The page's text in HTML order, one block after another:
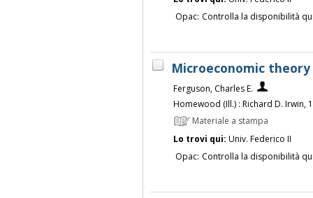
Opac: Controlla la disponibilità
Microeconomic theory
Ferguson, Charles E.
Homewood (Ill.) : Richard D. Irwin,
Materiale a stampa
Lo trovi qui: Univ. Federico II
Opac: Controlla la disponibilità